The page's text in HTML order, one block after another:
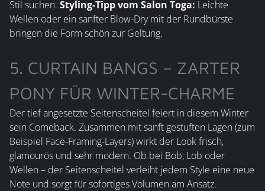
Stil suchen. Styling-Tipp vom Salon Toga: Leichte
Wellen oder ein sanfter Blow-Dry mit der Rundbürste
bringen die Form schön zur Geltung.
5. CURTAIN BANGS – ZARTER
PONY FÜR WINTER-CHARME
Der tief angesetzte Seitenscheitel feiert in diesem Winter
sein Comeback. Zusammen mit sanft gestuften Lagen (zum
Beispiel Face-Framing-Layers) wirkt der Look frisch,
glamourös und sehr modern. Ob bei Bob, Lob oder
Wellen – der Seitenscheitel verleiht jedem Style eine neue
Note und sorgt für sofortiges Volumen am Ansatz.